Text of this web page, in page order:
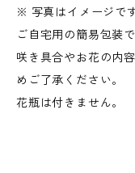
※ 写真はイメージです
ご自宅用の簡易包装
咲き具合やお花の内
めご了承ください。
花瓶は付きません。